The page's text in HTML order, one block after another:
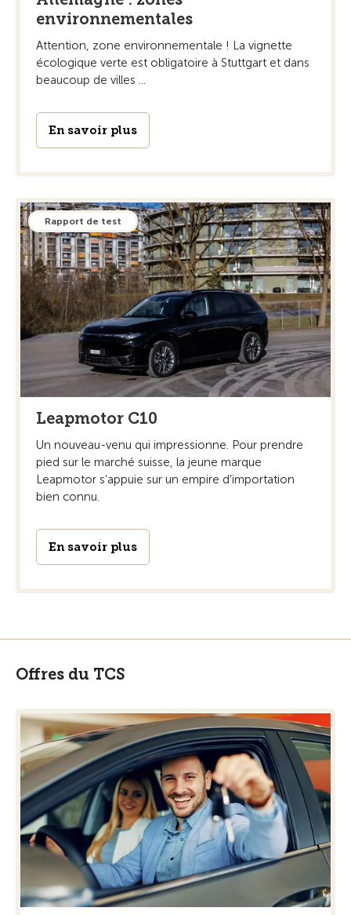
environnementales
Attention, zone environnementale ! La vignette
écologique verte est obligatoire à Stuttgart et dans
beaucoup de villes ...
En savoir plus
Rapport de test
Leapmotor C10
Un nouveau-venu qui impressionne. Pour prendre
pied sur le marché suisse, la jeune marque
Leapmotor s’appuie sur un empire d’importation
bien connu.
En savoir plus
Offres du TCS